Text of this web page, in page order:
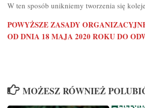
W ten sposób unikniemy tworzenia się
POWYŻSZE ZASADY
OD DNIA 18 MAJA 2020 ROKU DO
MOŻESZ RÓWNIEŻ